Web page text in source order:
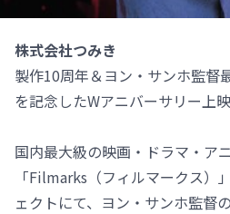
株式会社つみき
製作10周年＆ヨン・サンホ監督
を記念したWアニバーサリー上映
国内最大級の映画・ドラマ・ア
「Filmarks（フィルマークス）
ェクトにて、ヨン・サンホ監督